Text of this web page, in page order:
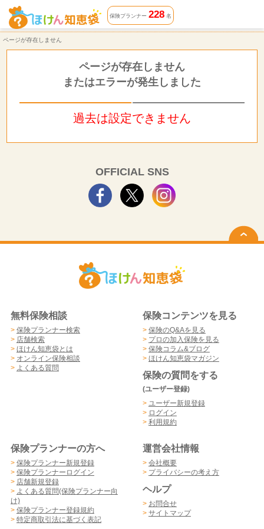
ページが存在しません | ほけん知恵袋
保険プランナー 228名
ページが存在しません
ページが存在しません
またはエラーが発生しました
過去は設定できません
OFFICIAL SNS
無料保険相談
> 保険プランナー検索
> 店舗検索
> ほけん知恵袋とは
> オンライン保険相談
> よくある質問
保険コンテンツを見る
> 保険のQ&Aを見る
> プロの加入保険を見る
> 保険コラム&ブログ
> ほけん知恵袋マガジン
保険の質問をする
(ユーザー登録)
> ユーザー新規登録
> ログイン
> 利用規約
保険プランナーの方へ
> 保険プランナー新規登録
> 保険プランナーログイン
> 店舗新規登録
> よくある質問(保険プランナー向
け)
> 保険プランナー登録規約
> 特定商取引法に基づく表記
運営会社情報
> 会社概要
> プライバシーの考え方
ヘルプ
> お問合せ
> サイトマップ